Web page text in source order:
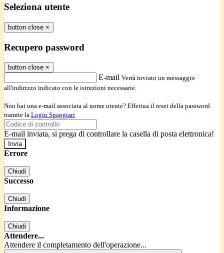
Seleziona utente
button close ×
Recupero password
button close ×
E-mail Verrà inviato un messaggio
all'indirizzo indicato con le istruzioni necessarie.
Non hai una e-mail associata al nome utente? Effettua il reset della password
tramite la Login Spaggiari
E-mail inviata, si prega di controllare la casella di posta elettronica!
Errore
Chiudi
Successo
Chiudi
Informazione
Chiudi
Attendere...
Attendere il completamento dell'operazione...